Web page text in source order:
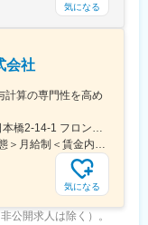
気になる
会社
計算の専門性を高め
＜勤務地詳細＞本社住所：東京都中央区日本橋2-14-1 フロントプレイス日本橋勤務地最寄駅：各線／日本橋駅受動喫煙対策：敷地内喫煙可能場所あり変更の範囲：会社の定める事業所
＜予定年収＞450万円～600万円＜賃金形態＞月給制＜賃金内訳＞月額（基本給）：243,000円～330,300円固定残業手当/月：57,000円～77,700円（固定残業時間30時間0分/月）超過した時間外労働の残業手当は追加支給＜月給＞300,000円～408,000円（一律手当を含む）＜昇給有無＞有＜残業手当＞有＜給与補足＞※上記金額にスキル・ご経験に応じて加算する可能性がございます※給与詳細は、経験・スキルを考慮した上で決定。■昇給：年1回（4月）賃金はあくまでも目安の金額であり、選考を通じて上下する可能性があります。月給(月額)は固定手当を含めた表記です。
気になる
公開求人は除く）。